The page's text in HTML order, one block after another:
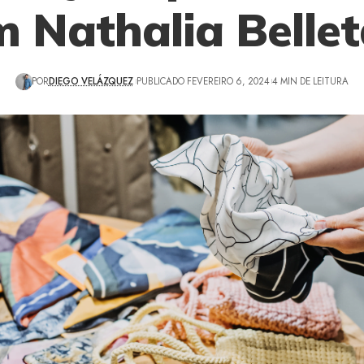
Nathalia
PORDIEGO VELÁZQUEZ PUBLICADO FEVEREIRO 6, 2024 4 MIN DE LEITURA